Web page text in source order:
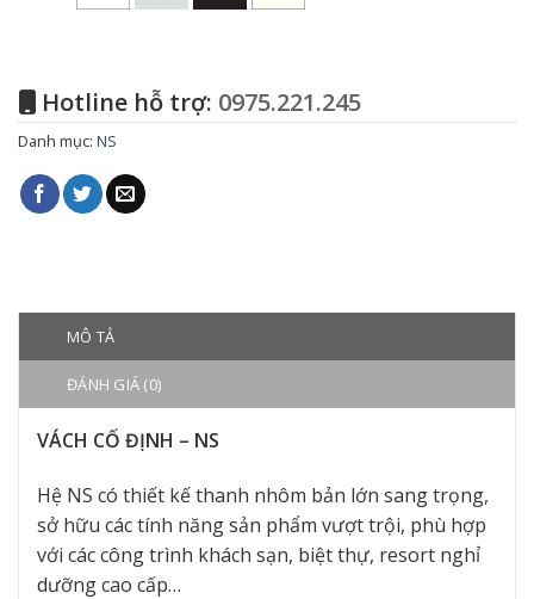
Hotline hỗ trợ: 0975.221.245
Danh mục: NS
MÔ TẢ
ĐÁNH GIÁ (0)
VÁCH CỐ ĐỊNH – NS
Hệ NS có thiết kế thanh nhôm bản lớn sang trọng,
sở hữu các tính năng sản phẩm vượt trội, phù hợp
với các công trình khách sạn, biệt thự, resort nghỉ
dưỡng cao cấp…